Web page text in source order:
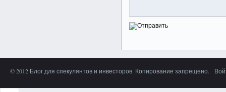
© 2012 Блог для спекулянтов и инвесторов. Копирование запрещено.